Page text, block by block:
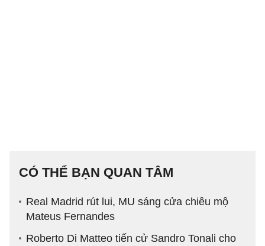
CÓ THỂ BẠN QUAN TÂM
Real Madrid rút lui, MU sáng cửa chiêu mộ
Mateus Fernandes
Roberto Di Matteo tiến cử Sandro Tonali cho